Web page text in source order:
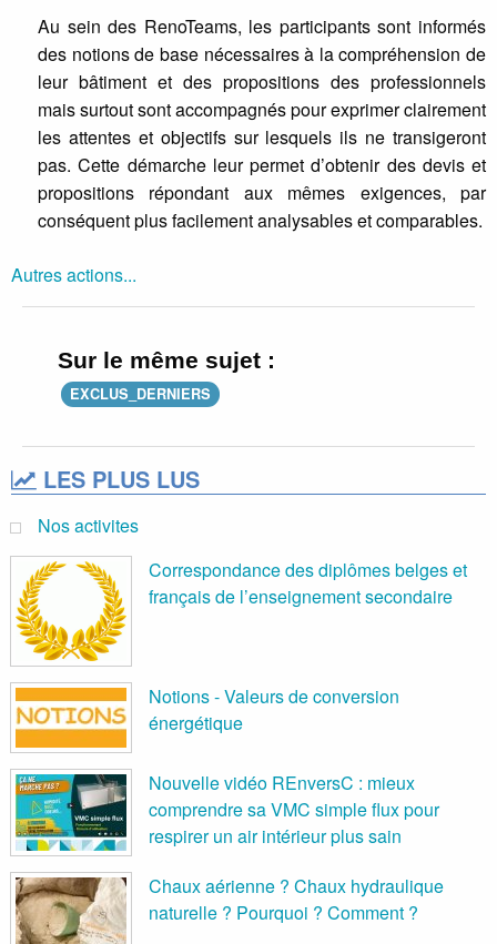
Au sein des RenoTeams, les participants sont informés
des notions de base nécessaires à la compréhension de
leur bâtiment et des propositions des professionnels
mais surtout sont accompagnés pour exprimer clairement
les attentes et objectifs sur lesquels ils ne transigeront
pas. Cette démarche leur permet d’obtenir des devis et
propositions répondant aux mêmes exigences, par
conséquent plus facilement analysables et comparables.
Autres actions...
Sur le même sujet :
EXCLUS_DERNIERS
LES PLUS LUS
Nos activites
Correspondance des diplômes belges et
français de l’enseignement secondaire
Notions - Valeurs de conversion
énergétique
Nouvelle vidéo REnversC : mieux
comprendre sa VMC simple flux pour
respirer un air intérieur plus sain
Chaux aérienne ? Chaux hydraulique
naturelle ? Pourquoi ? Comment ?